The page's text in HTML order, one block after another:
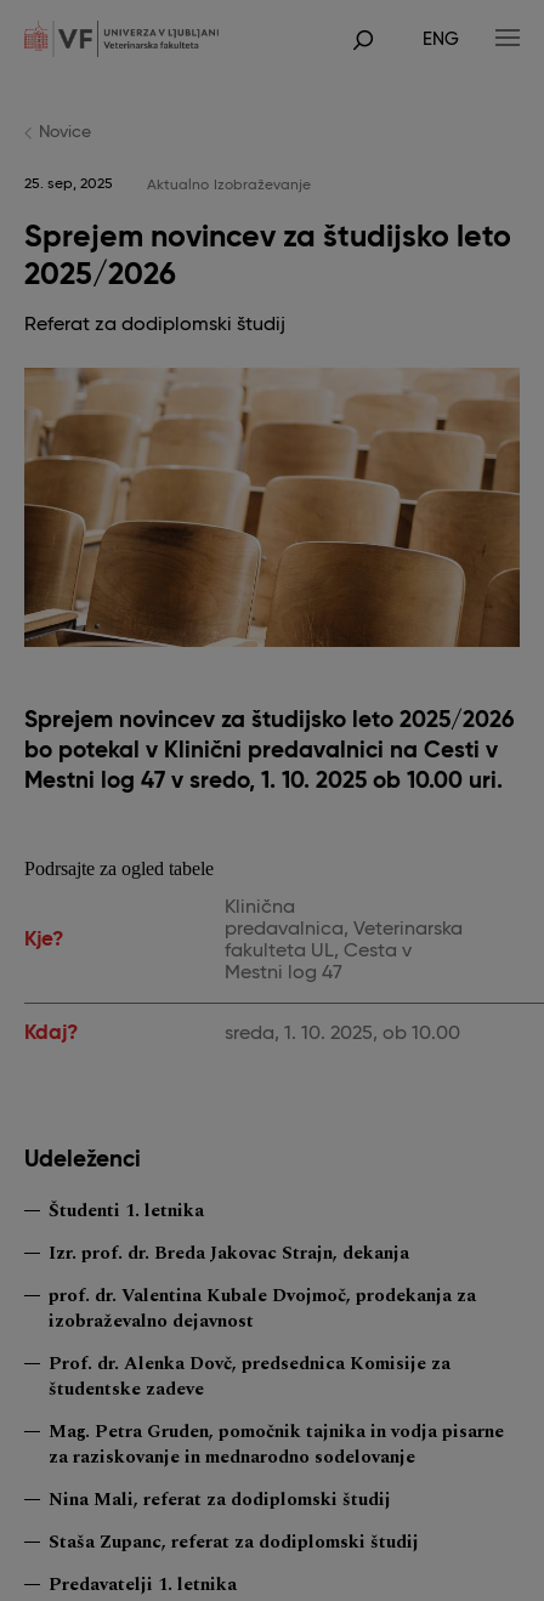
mainPOJDI
ENG
Novice
25. sep, 2025 Aktualno Izobraževanje
Sprejem novincev za študijsko leto
2025/2026
Referat za dodiplomski študij
Sprejem novincev za študijsko leto 2025/2026
bo potekal v Klinični predavalnici na Cesti v
Mestni log 47 v sredo, 1. 10. 2025 ob 10.00 uri.
Podrsajte za ogled tabele
Kje?
Klinična
predavalnica, Veterinarska
fakulteta UL, Cesta v
Mestni log 47
Kdaj? sreda, 1. 10. 2025, ob 10.00
Udeleženci
Študenti 1. letnika
Izr. prof. dr. Breda Jakovac Strajn, dekanja
prof. dr. Valentina Kubale Dvojmoč, prodekanja za
izobraževalno dejavnost
Prof. dr. Alenka Dovč, predsednica Komisije za
študentske zadeve
Mag. Petra Gruden, pomočnik tajnika in vodja pisarne
za raziskovanje in mednarodno sodelovanje
Nina Mali, referat za dodiplomski študij
Staša Zupanc, referat za dodiplomski študij
Predavatelji 1. letnika